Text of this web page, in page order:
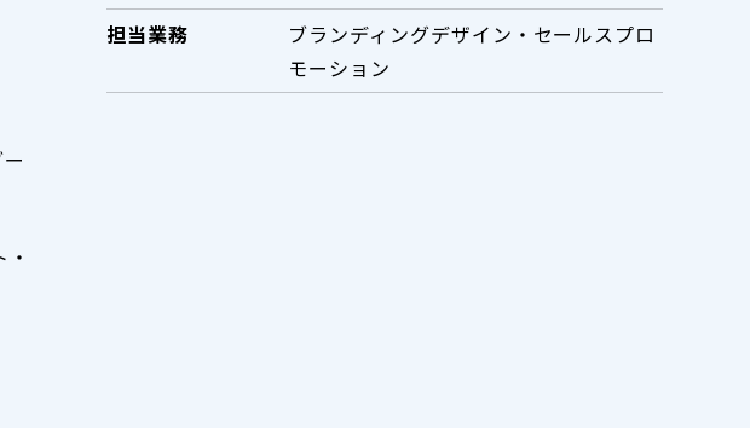
担当業務
ブランディングデザイン・セールスプロ
モーション